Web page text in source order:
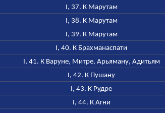
I, 37. К Марутам
I, 38. К Марутам
I, 39. К Марутам
I, 40. К Брахманаспати
I, 41. К Варуне, Митре, Арьяману, Адитьям
I, 42. К Пушану
I, 43. К Рудре
I, 44. К Агни